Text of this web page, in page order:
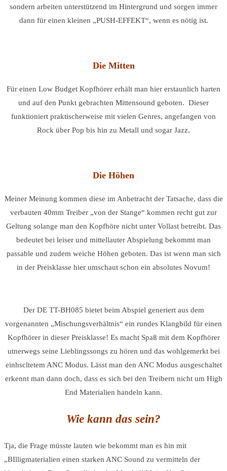
sondern arbeiten unterstützend im Hintergrund und sorgen immer
dann für einen kleinen „PUSH-EFFEKT“, wenn es nötig ist.
Die Mitten
Für einen Low Budget Kopfhörer erhält man hier erstaunlich harten
und auf den Punkt gebrachten Mittensound geboten. Dieser
funktioniert praktischerweise mit vielen Genres, angefangen von
Rock über Pop bis hin zu Metall und sogar Jazz.
Die Höhen
Meiner Meinung kommen diese im Anbetracht der Tatsache, dass die
verbauten 40mm Treiber „von der Stange“ kommen recht gut zur
Geltung solange man den Kopfhöre nicht unter Vollast betreibt. Das
bedeutet bei leiser und mittellauter Abspielung bekommt man
passable und zudem weiche Höhen geboten. Das ist wenn man sich
in der Preisklasse hier umschaut schon ein absolutes Novum!
Der DE TT-BH085 bietet beim Abspiel generiert aus dem
vorgenannten „Mischungsverhältnis“ ein rundes Klangbild für einen
Kopfhörer in dieser Preisklasse! Es macht Spaß mit dem Kopfhörer
utnerwegs seine Lieblingssongs zu hören und das wohlgemerkt bei
einhscltetem ANC Modus. Lässt man den ANC Modus ausgeschaltet
erkennt man dann doch, dass es sich bei den Treibern nicht um High
End Materialien handeln kann.
Wie kann das sein?
Tja, die Frage müsste lauten wie bekommt man es hin mit
„BIlligmaterialien einen starken ANC Sound zu vermitteln der